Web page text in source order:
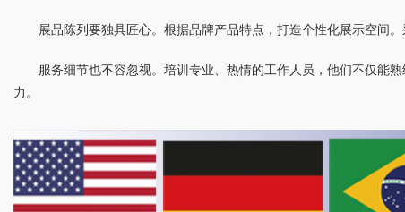
展品陈列要独具匠心。根据品牌产品特点，打造个性化展示空间
服务细节也不容忽视。培训专业、热情的工作人员，他们不仅能
力。